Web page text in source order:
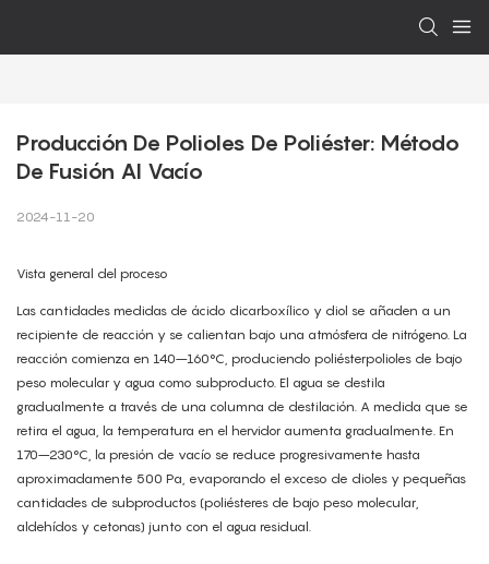
Producción De Polioles De Poliéster: Método
De Fusión Al Vacío
2024-11-20
Vista general del proceso
Las cantidades medidas de ácido dicarboxílico y diol se añaden a un
recipiente de reacción y se calientan bajo una atmósfera de nitrógeno. La
reacción comienza en 140–160°C, produciendo poliésterpolioles de bajo
peso molecular y agua como subproducto. El agua se destila
gradualmente a través de una columna de destilación. A medida que se
retira el agua, la temperatura en el hervidor aumenta gradualmente. En
170–230°C, la presión de vacío se reduce progresivamente hasta
aproximadamente 500 Pa, evaporando el exceso de dioles y pequeñas
cantidades de subproductos (poliésteres de bajo peso molecular,
aldehídos y cetonas) junto con el agua residual.